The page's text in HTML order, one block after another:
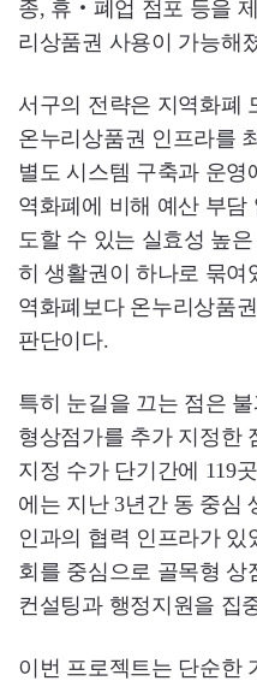
종, 휴‧폐업 점포 등을
리상품권 사용이 가능해
서구의 전략은 지역화폐
온누리상품권 인프라를
별도 시스템 구축과 운영
역화폐에 비해 예산 부
도할 수 있는 실효성 높
히 생활권이 하나로 묶
역화폐보다 온누리상품
판단이다.
특히 눈길을 끄는 점은
형상점가를 추가 지정한
지정 수가 단기간에 119
에는 지난 3년간 동 중심
인과의 협력 인프라가 있
회를 중심으로 골목형
컨설팅과 행정지원을 집
이번 프로젝트는 단순한